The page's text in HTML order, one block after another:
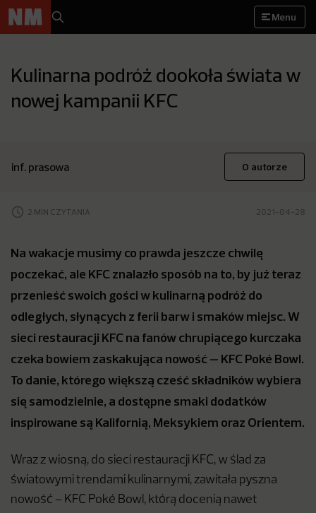
Menu
Kulinarna podróż dookoła świata w
nowej kampanii KFC
inf. prasowa O autorze
2 MIN CZYTANIA 2021-04-28
Na wakacje musimy co prawda jeszcze chwilę
poczekać, ale KFC znalazło sposób na to, by już teraz
przenieść swoich gości w kulinarną podróż do
odległych, słynących z ferii barw i smaków miejsc. W
sieci restauracji KFC na fanów chrupiącego kurczaka
czeka bowiem zaskakująca nowość – KFC Poké Bowl.
To danie, którego większą cześć składników wybiera
się samodzielnie, a dostępne smaki dodatków
inspirowane są Kalifornią, Meksykiem oraz Orientem.
Wraz z wiosną, do sieci restauracji KFC, w ślad za
światowymi trendami kulinarnymi, zawitała pyszna
nowość – KFC Poké Bowl, którą docenią nawet